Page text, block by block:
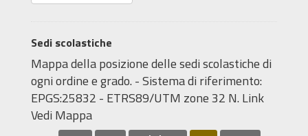
Sedi scolastiche
Mappa della posizione delle sedi scolastiche di
ogni ordine e grado. - Sistema di riferimento:
EPGS:25832 - ETRS89/UTM zone 32 N. Link
Vedi Mappa